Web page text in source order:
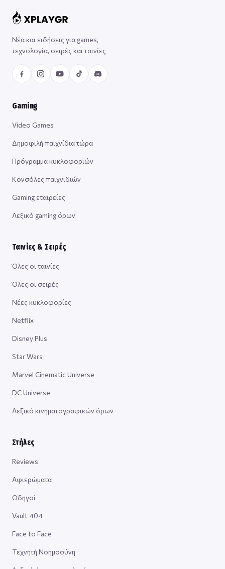
Νέα και ειδήσεις για games,
τεχνολογία, σειρές και ταινίες
Gaming
Video Games
Δημοφιλή παιχνίδια τώρα
Πρόγραμμα κυκλοφοριών
Κονσόλες παιχνιδιών
Gaming εταιρείες
Λεξικό gaming όρων
Ταινίες & Σειρές
Όλες οι ταινίες
Όλες οι σειρές
Νέες κυκλοφορίες
Netflix
Disney Plus
Star Wars
Marvel Cinematic Universe
DC Universe
Λεξικό κινηματογραφικών όρων
Στήλες
Reviews
Αφιερώματα
Οδηγοί
Vault 404
Face to Face
Τεχνητή Νοημοσύνη